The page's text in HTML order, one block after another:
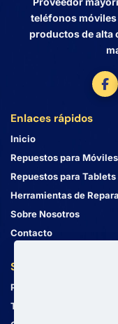
teléfonos
productos de alta
Enlaces rápidos
Inicio
Repuestos para Móviles
Repuestos para Tablets
Herramientas de
Sobre Nosotros
Contacto
Servicio al Cliente
Política de Privacidad
Términos y Condiciones